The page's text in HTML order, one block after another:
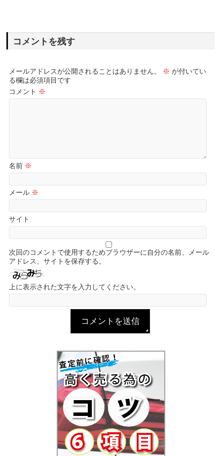
コメントを残す
メールアドレスが公開されることはありません。 ※ が付いてい
る欄は必須項目です
コメント ※
名前 ※
メール ※
サイト
次回のコメントで使用するためブラウザーに自分の名前、メール
アドレス、サイトを保存する。
上に表示された文字を入力してください。